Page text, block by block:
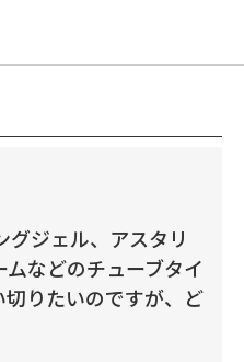
グジェル、アスタリ
などのチューブタイ
りたいのですが、ど